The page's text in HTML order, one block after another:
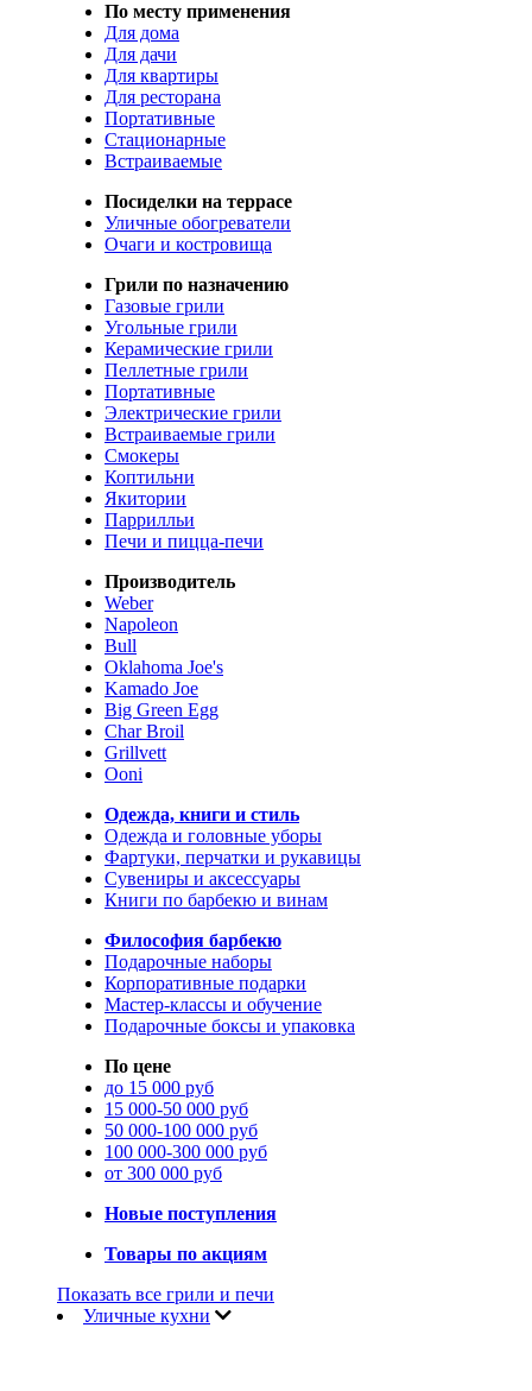
По месту применения
Для дома
Для дачи
Для квартиры
Для ресторана
Портативные
Стационарные
Встраиваемые
Посиделки на террасе
Уличные обогреватели
Очаги и костровища
Грили по назначению
Газовые грили
Угольные грили
Керамические грили
Пеллетные грили
Портативные
Электрические грили
Встраиваемые грили
Смокеры
Коптильни
Якитории
Паррилльи
Печи и пицца-печи
Производитель
Weber
Napoleon
Bull
Oklahoma Joe's
Kamado Joe
Big Green Egg
Char Broil
Grillvett
Ooni
Одежда, книги и стиль
Одежда и головные уборы
Фартуки, перчатки и рукавицы
Сувениры и аксессуары
Книги по барбекю и винам
Философия барбекю
Подарочные наборы
Корпоративные подарки
Мастер-классы и обучение
Подарочные боксы и упаковка
По цене
до 15 000 руб
15 000-50 000 руб
50 000-100 000 руб
100 000-300 000 руб
от 300 000 руб
Новые поступления
Товары по акциям
Показать все грили и печи
Уличные кухни